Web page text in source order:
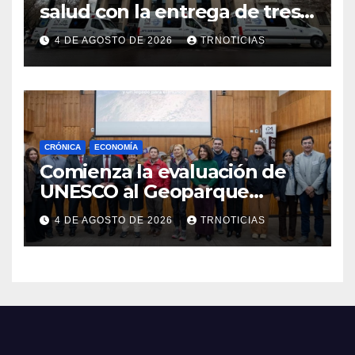
salud con la entrega de tres
nuevas ambulancias para
Cauquenes y Sagrada Familia
4 DE AGOSTO DE 2026 TRNOTICIAS
CRÓNICA ECONOMÍA
Comienza la evaluación de
UNESCO al Geoparque
Aspirante Pillanmapu en el
Maule
4 DE AGOSTO DE 2026 TRNOTICIAS